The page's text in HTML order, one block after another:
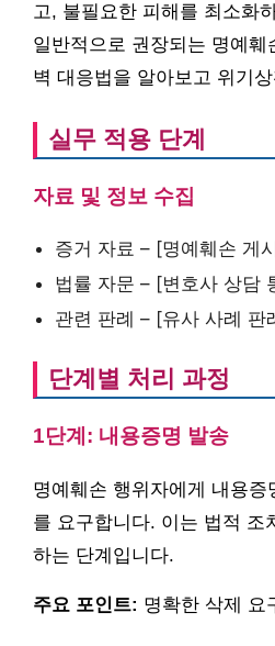
고, 불필요한 피해를 최소화
일반적으로 권장되는 명예
벽 대응법을 알아보고 위기
실무 적용 단계
자료 및 정보 수집
증거 자료 – [명예훼손 게
법률 자문 – [변호사 상담
관련 판례 – [유사 사례 판
단계별 처리 과정
1단계: 내용증명 발송
명예훼손 행위자에게 내용
를 요구합니다. 이는 법적 조
하는 단계입니다.
주요 포인트: 명확한 삭제 요